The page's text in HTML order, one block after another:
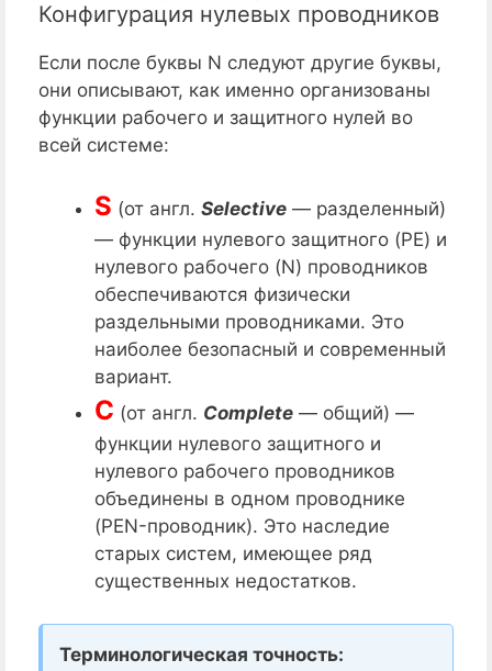
Конфигурация нулевых проводников
Если после буквы N следуют другие буквы,
они описывают, как именно организованы
функции рабочего и защитного нулей во
всей системе:
S (от англ. Selective — разделенный)
— функции нулевого защитного (PE) и
нулевого рабочего (N) проводников
обеспечиваются физически
раздельными проводниками. Это
наиболее безопасный и современный
вариант.
С (от англ. Complete — общий) —
функции нулевого защитного и
нулевого рабочего проводников
объединены в одном проводнике
(PEN-проводник). Это наследие
старых систем, имеющее ряд
существенных недостатков.
Терминологическая точность: